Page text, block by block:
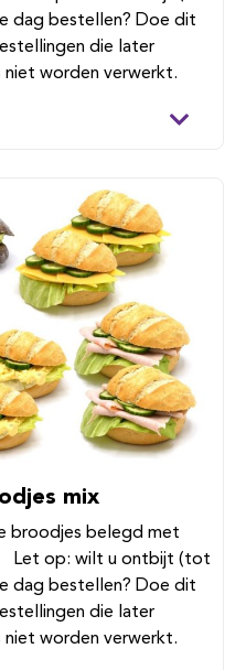
dag bestellen? Doe dit
die later
niet worden verwerkt.
mix
broodjes belegd met
Let op: wilt u ontbijt (tot
dag bestellen? Doe dit
die later
niet worden verwerkt.